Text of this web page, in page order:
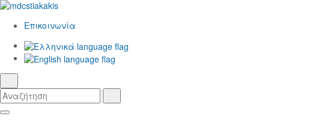
Επικοινωνία
Αναζήτηση
Skip
Κεντρική